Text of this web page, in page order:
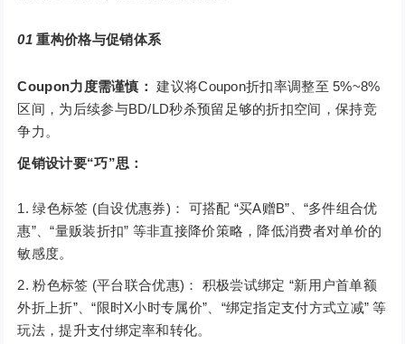
01 重构价格与促销体系
Coupon力度需谨慎： 建议将Coupon折扣率调整至 5%~8%
区间，为后续参与BD/LD秒杀预留足够的折扣空间，保持竞
争力。
促销设计要“巧”思：
绿色标签 (自设优惠券)： 可搭配 “买A赠B”、“多件组合优
惠”、“量贩装折扣” 等非直接降价策略，降低消费者对单价的
敏感度。
粉色标签 (平台联合优惠)： 积极尝试绑定 “新用户首单额
外折上折”、“限时X小时专属价”、“绑定指定支付方式立减” 等
玩法，提升支付绑定率和转化。